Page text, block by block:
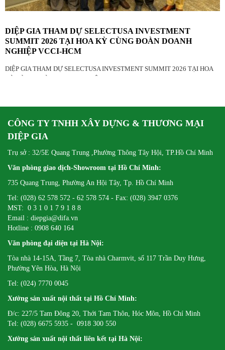
DIỆP GIA THAM DỰ SELECTUSA INVESTMENT
SUMMIT 2026 TẠI HOA KỲ CÙNG ĐOÀN DOANH
NGHIỆP VCCI-HCM
DIỆP GIA THAM DỰ SELECTUSA INVESTMENT SUMMIT 2026 TẠI HOA
CÔNG TY TNHH XÂY DỰNG & THƯƠNG MẠI
DIỆP GIA
Trụ sở : 32/5E Quang Trung ,Phường Thông Tây Hội, TP.Hồ Chí Minh
Văn phòng giao dịch-Showroom tại Hồ Chí Minh:
735 Quang Trung, Phường An Hội Tây, Tp. Hồ Chí Minh
Tel: (028) 62 578 572 - 62 578 574 - Fax: (028) 3947 0376
MST: 0 3 1 0 1 7 9 1 8 8
Email : diepgia@difa.vn
Hotline : 0908 640 164
Văn phòng đại diện tại Hà Nội:
Tòa nhà 14-15A, Tầng 7, Tòa nhà Charmvit, số 117 Trần Duy Hưng,
Phường Yên Hòa, Hà Nội
Tel: (024) 7770 0045
Xưởng sản xuất nội thất tại Hồ Chí Minh:
Đ/c: 227/5 Tam Đông 20, Thới Tam Thôn, Hóc Môn, Hồ Chí Minh
Tel: (028) 6675 5935 - 0918 300 550
Xưởng sản xuất nội thất liên kết tại Hà Nội: